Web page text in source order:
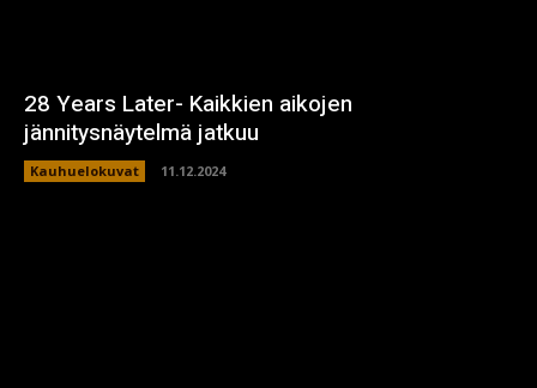
28 Years Later- Kaikkien aikojen
jännitysnäytelmä jatkuu
Kauhuelokuvat 11.12.2024